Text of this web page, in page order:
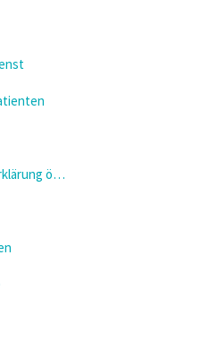
Einverständniserklärung öffnen